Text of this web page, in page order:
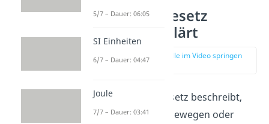
Trägheitsgesetz
einfach erklärt
zur Stelle im Video springen
Das Trägheitsgesetz beschreibt,
wie sich Körper bewegen oder
5/7 – Dauer: 06:05
SI Einheiten
6/7 – Dauer: 04:47
Joule
7/7 – Dauer: 03:41